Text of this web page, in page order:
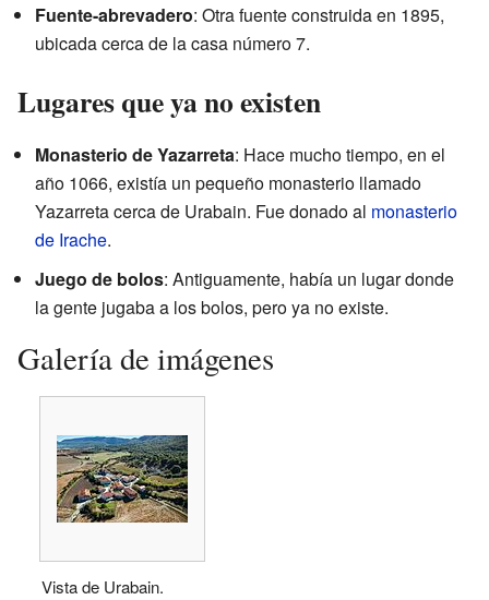
Fuente-abrevadero: Otra fuente construida en 1895,
ubicada cerca de la casa número 7.
Lugares que ya no existen
Monasterio de Yazarreta: Hace mucho tiempo, en el
año 1066, existía un pequeño monasterio llamado
Yazarreta cerca de Urabain. Fue donado al monasterio
de Irache.
Juego de bolos: Antiguamente, había un lugar donde
la gente jugaba a los bolos, pero ya no existe.
Galería de imágenes
Vista de Urabain.